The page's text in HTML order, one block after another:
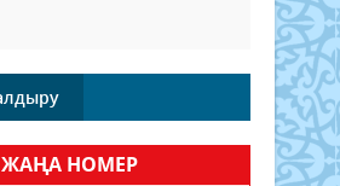
ЖАҢА НОМЕР